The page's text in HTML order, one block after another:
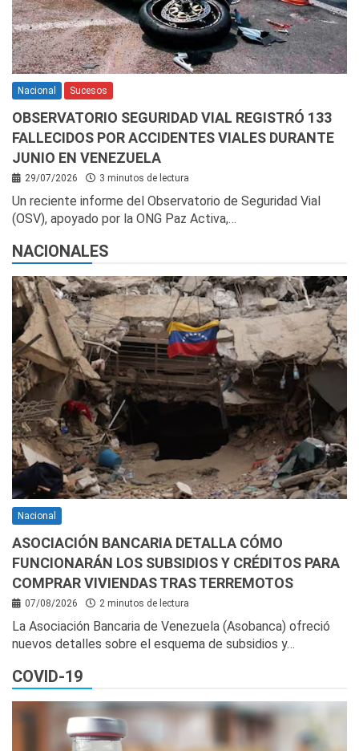
Nacional Sucesos
OBSERVATORIO SEGURIDAD VIAL REGISTRÓ 133
FALLECIDOS POR ACCIDENTES VIALES DURANTE
JUNIO EN VENEZUELA
29/07/2026 3 minutos de lectura
Un reciente informe del Observatorio de Seguridad Vial
(OSV), apoyado por la ONG Paz Activa,…
NACIONALES
Nacional
ASOCIACIÓN BANCARIA DETALLA CÓMO
FUNCIONARÁN LOS SUBSIDIOS Y CRÉDITOS PARA
COMPRAR VIVIENDAS TRAS TERREMOTOS
07/08/2026 2 minutos de lectura
La Asociación Bancaria de Venezuela (Asobanca) ofreció
nuevos detalles sobre el esquema de subsidios y…
COVID-19